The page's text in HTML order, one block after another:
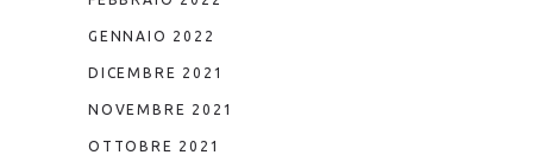
GENNAIO 2022
DICEMBRE 2021
NOVEMBRE 2021
OTTOBRE 2021